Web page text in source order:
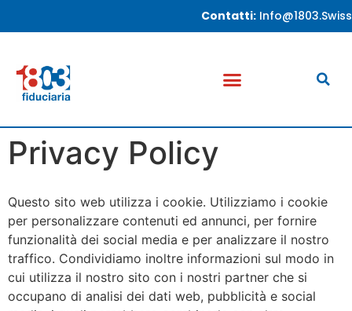
Contatti: Info@1803.swiss
Privacy Policy
Questo sito web utilizza i cookie. Utilizziamo i cookie
per personalizzare contenuti ed annunci, per fornire
funzionalità dei social media e per analizzare il nostro
traffico. Condividiamo inoltre informazioni sul modo in
cui utilizza il nostro sito con i nostri partner che si
occupano di analisi dei dati web, pubblicità e social